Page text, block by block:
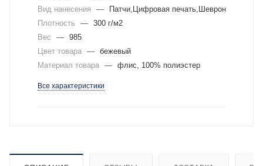
Вид нанесения
—
Патчи,Цифровая печать,Шеврон
Плотность
—
300 г/м2
Вес
—
985
Цвет товара —
бежевый
Материал товара — флис, 100% полиэстер
Все характеристики